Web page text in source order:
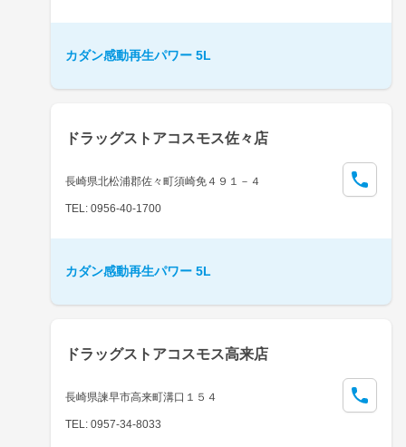
カダン感動再生パワー 5L
ドラッグストアコスモス佐々店
長崎県北松浦郡佐々町須崎免４９１－４
TEL: 0956-40-1700
カダン感動再生パワー 5L
ドラッグストアコスモス高来店
長崎県諫早市高来町溝口１５４
TEL: 0957-34-8033